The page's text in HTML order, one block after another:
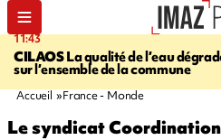
11:43
CILAOSLa qualité de l’eau
sur l’ensemble de la commune
Accueil France - Monde
Le syndicat